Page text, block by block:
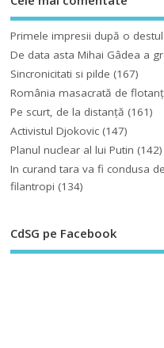
Primele impresii după o
De data asta Mihai Gâdea a
Sincronicitati si pilde (167)
România masacrată de
Pe scurt, de la distanță (161)
Activistul Djokovic (147)
Planul nuclear al lui Putin (142)
In curand tara va fi condusa
filantropi (134)
CdSG pe Facebook